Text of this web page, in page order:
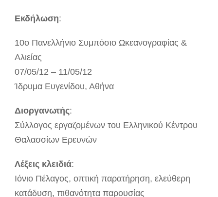
Εκδήλωση:
10ο Πανελλήνιο Συμπόσιο Ωκεανογραφίας &
Αλιείας
07/05/12 – 11/05/12
Ίδρυμα Ευγενίδου, Αθήνα
Διοργανωτής:
Σύλλογος εργαζομένων του Ελληνικού Κέντρου
Θαλασσίων Ερευνών
Λέξεις κλειδιά:
Ιόνιο Πέλαγος, οπτική παρατήρηση, ελεύθερη
κατάδυση, πιθανότητα παρουσίας